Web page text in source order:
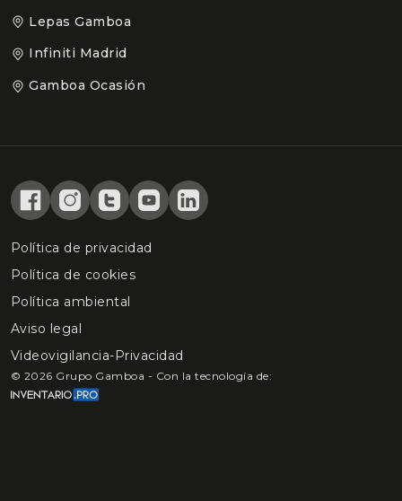
Lepas Gamboa
Infiniti Madrid
Gamboa Ocasión
Política de privacidad
Política de cookies
Política ambiental
Aviso legal
Videovigilancia-Privacidad
© 2026 Grupo Gamboa - Con la tecnología de: